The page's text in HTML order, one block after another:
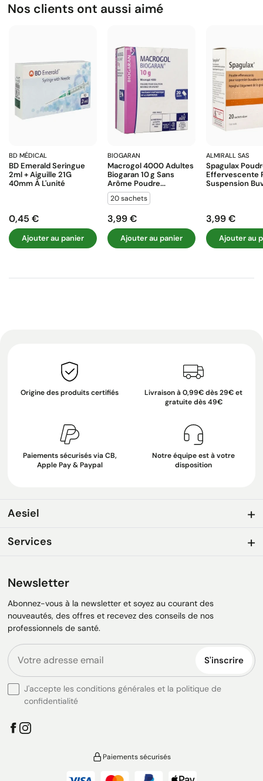
Nos clients ont aussi aimé
BD MÉDICAL
BD Emerald Seringue
2ml + Aiguille 21G
40mm À L'unité
Prix
0,45 €
Ajouter au panier
BIOGARAN
Macrogol 4000 Adultes
Biogaran 10 G Sans
Arôme Poudre...
20 sachets
Prix
3,99 €
Ajouter au panier
ALMIRALL SAS
Spagulax
Effervescente
Suspension
Prix
3,99 €
Ajouter au
Origine des produits certifiés
Livraison à 0,99€ dès 29€ et
gratuite dès 49€
Paiements sécurisés via CB,
Apple Pay & Paypal
Notre équipe est à votre
disposition
Aesiel
Services
Newsletter
Abonnez-vous à la newsletter et soyez au courant des
nouveautés, des offres et recevez des conseils de nos
professionnels de santé.
S'inscrire
J'accepte les conditions générales et la politique de
confidentialité
Paiements sécurisés